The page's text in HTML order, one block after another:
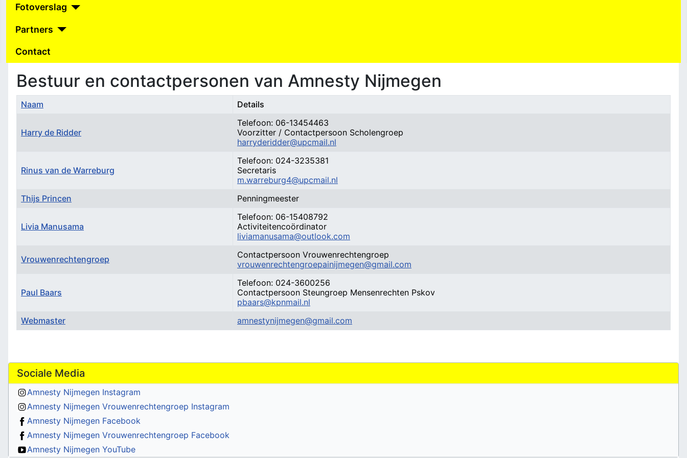
Fotoverslag
Partners
Contact
Bestuur en contactpersonen van Amnesty Nijmegen
Naam Details
Harry de Ridder
Telefoon: 06-13454463
Voorzitter / Contactpersoon Scholengroep
harryderidder@upcmail.nl
Rinus van de Warreburg
Telefoon: 024-3235381
Secretaris
m.warreburg4@upcmail.nl
Thijs Princen
Penningmeester
Livia Manusama
Telefoon: 06-15408792
Activiteitencoördinator
liviamanusama@outlook.com
Vrouwenrechtengroep
Contactpersoon Vrouwenrechtengroep
vrouwenrechtengroepainijmegen@gmail.com
Paul Baars
Telefoon: 024-3600256
Contactpersoon Steungroep Mensenrechten Pskov
pbaars@kpnmail.nl
Webmaster
amnestynijmegen@gmail.com
Sociale Media
Amnesty Nijmegen Instagram
Amnesty Nijmegen Vrouwenrechtengroep Instagram
Amnesty Nijmegen Facebook
Amnesty Nijmegen Vrouwenrechtengroep Facebook
Amnesty Nijmegen YouTube